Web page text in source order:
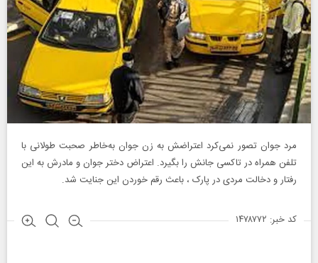
مرد جوان تصور نمی‌کرد اعتراضش به زن جوان به‌خاطر صحبت طولانی با
تلفن همراه در تاکسی جانش را بگیرد. اعتراض دختر جوان و مادرش به این
رفتار و دخالت مردی در پارک ، باعث رقم خوردن این جنایت شد.
کد خبر: ۱۴۷۸۷۷۲